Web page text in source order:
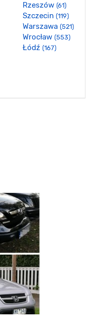
Rzeszów(61)
Szczecin(119)
Warszawa(521)
Wrocław(553)
Łódź(167)